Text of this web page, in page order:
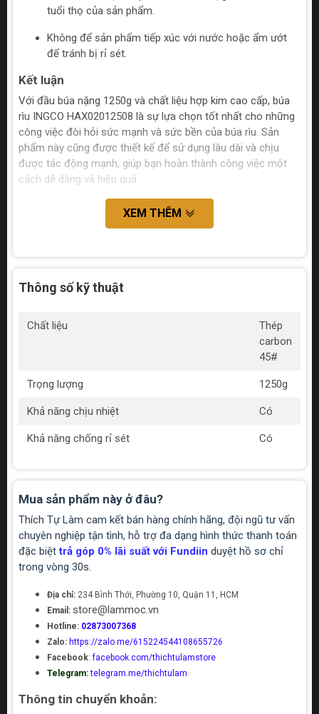
tuổi thọ của sản phẩm.
Không để sản phẩm tiếp xúc với nước hoặc ẩm ướt
để tránh bị rỉ sét.
Kết luận
Với đầu búa nặng 1250g và chất liệu hợp kim cao cấp, búa
rìu INGCO HAX02012508 là sự lựa chọn tốt nhất cho những
công việc đòi hỏi sức mạnh và sức bền của búa rìu. Sản
phẩm này cũng được thiết kế để sử dụng lâu dài và chịu
được tác động mạnh, giúp bạn hoàn thành công việc một
cách dễ dàng và hiệu quả.
XEM THÊM
Thông số kỹ thuật
Chất liệu
Thép
carbon
45#
Trọng lượng 1250g
Khả năng chịu nhiệt Có
Khả năng chống rỉ sét Có
Mua sản phẩm này ở đâu?
Thích Tự Làm cam kết bán hàng chính hãng, đội ngũ tư vấn
chuyên nghiệp tận tình, hỗ trợ đa dạng hình thức thanh toán
đặc biệttrả góp 0% lãi suất với Fundiin duyệt hồ sơ chỉ
trong vòng 30s.
Địa chỉ: 234 Bình Thới, Phường 10, Quận 11, HCM
Email: store@lammoc.vn
Hotline: 02873007368
Zalo: https://zalo.me/615224544108655726
Facebook:facebook.com/thichtulamstore
Telegram: telegram.me/thichtulam
Thông tin chuyển khoản: